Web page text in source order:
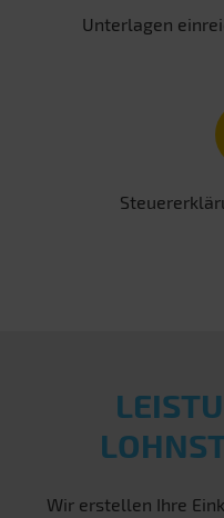
Unterlagen
Wir erstellen Ihre